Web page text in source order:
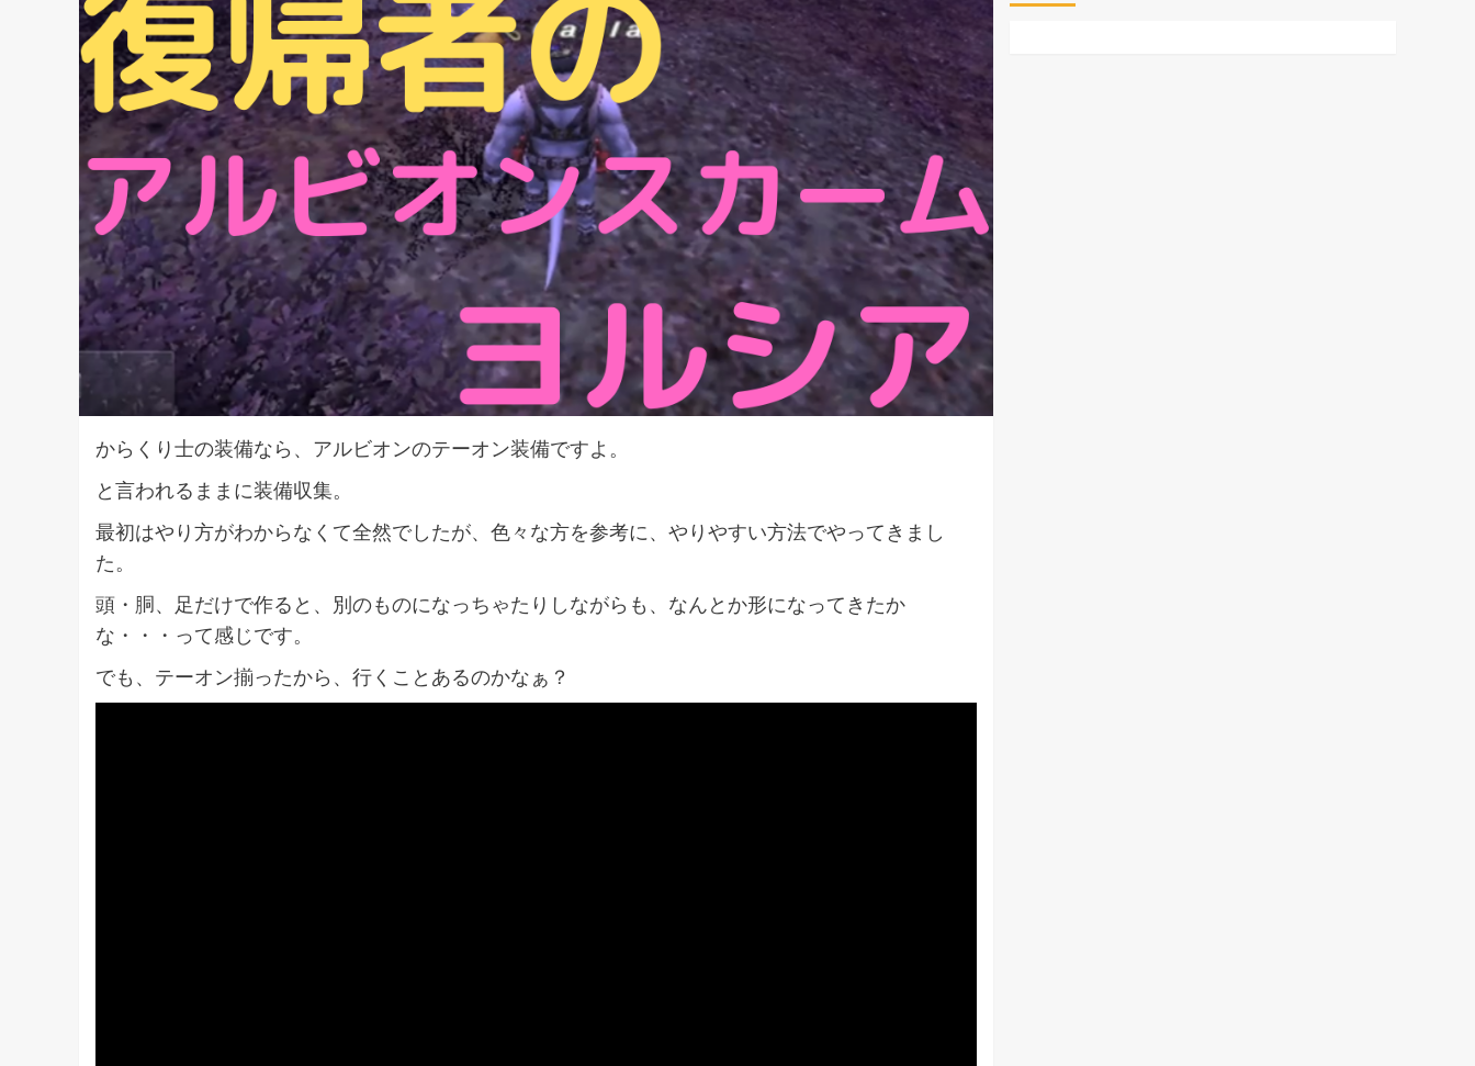
からくり士の装備なら、アルビオンのテーオン装備ですよ。
と言われるままに装備収集。
最初はやり方がわからなくて全然でしたが、色々な方を参考に、やりやすい方法でやってきまし
た。
頭・胴、足だけで作ると、別のものになっちゃたりしながらも、なんとか形になってきたか
な・・・って感じです。
でも、テーオン揃ったから、行くことあるのかなぁ？